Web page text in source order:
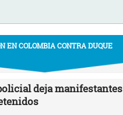
EN COLOMBIA CONTRA DUQUE
deja manifestantes